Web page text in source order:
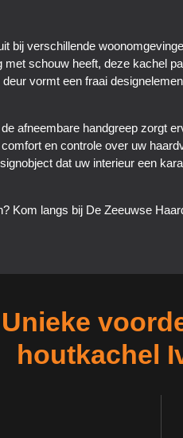
bij verschillende
schouw heeft, deze kachel
vormt een fraai
afneembare handgreep zorgt
en controle over uw
dat uw interieur een
Kom langs bij De Zeeuwse
Unieke
houtkachel